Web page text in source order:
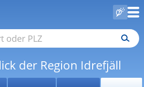
der Region Idrefjäll